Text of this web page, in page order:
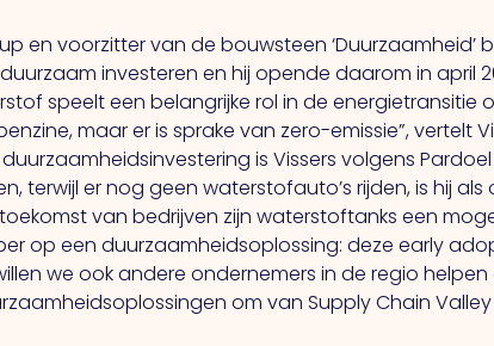
en voorzitter van de bouwsteen ‘Duurzaamheid’
investeren en hij opende daarom in april
speelt een belangrijke rol in de
maar er is sprake van zero-emissie”, vertelt
is Vissers volgens
terwijl er nog geen waterstofauto’s rijden, is hij
van bedrijven zijn waterstoftanks een
op een duurzaamheidsoplossing: deze early
we ook andere ondernemers in de regio
om van Supply Chain